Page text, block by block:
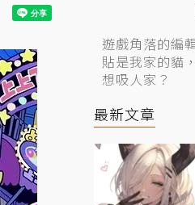
遊戲角落的編
貼是我家的貓
想吸人家？
最新文章